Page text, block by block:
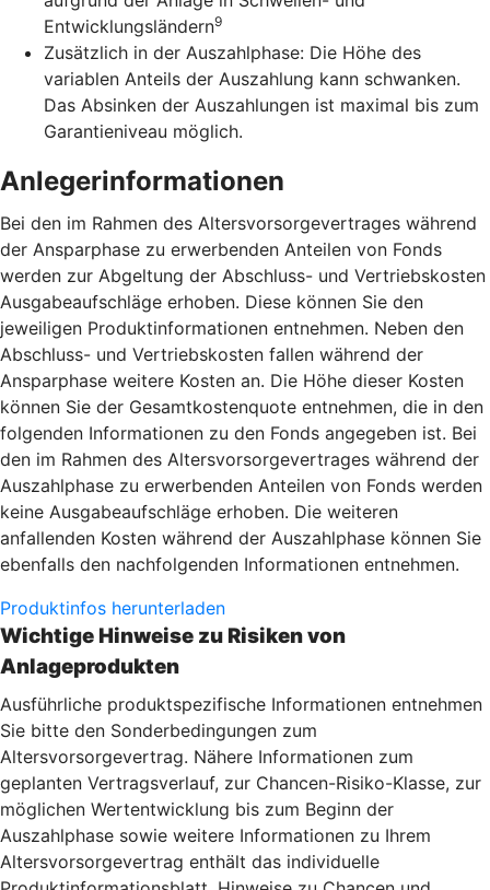
Entwicklungsländern9
Zusätzlich in der Auszahlphase: Die Höhe des
variablen Anteils der Auszahlung kann schwanken.
Das Absinken der Auszahlungen ist maximal bis zum
Garantieniveau möglich.
Anlegerinformationen
Bei den im Rahmen des Altersvorsorgevertrages während
der Ansparphase zu erwerbenden Anteilen von Fonds
werden zur Abgeltung der Abschluss- und Vertriebskosten
Ausgabeaufschläge erhoben. Diese können Sie den
jeweiligen Produktinformationen entnehmen. Neben den
Abschluss- und Vertriebskosten fallen während der
Ansparphase weitere Kosten an. Die Höhe dieser Kosten
können Sie der Gesamtkostenquote entnehmen, die in den
folgenden Informationen zu den Fonds angegeben ist. Bei
den im Rahmen des Altersvorsorgevertrages während der
Auszahlphase zu erwerbenden Anteilen von Fonds werden
keine Ausgabeaufschläge erhoben. Die weiteren
anfallenden Kosten während der Auszahlphase können Sie
ebenfalls den nachfolgenden Informationen entnehmen.
Produktinfos herunterladen
Wichtige Hinweise zu Risiken von
Anlageprodukten
Ausführliche produktspezifische Informationen entnehmen
Sie bitte den Sonderbedingungen zum
Altersvorsorgevertrag. Nähere Informationen zum
geplanten Vertragsverlauf, zur Chancen-Risiko-Klasse, zur
möglichen Wertentwicklung bis zum Beginn der
Auszahlphase sowie weitere Informationen zu Ihrem
Altersvorsorgevertrag enthält das individuelle